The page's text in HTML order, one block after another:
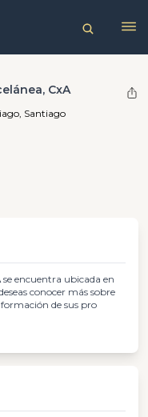
CxA
Santiago
se encuentra ubicada en
conocer más sobre
de sus pro